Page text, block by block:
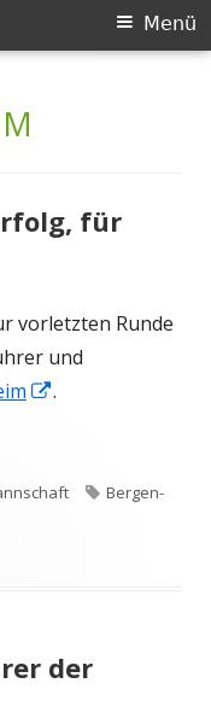
Menü
für
vorletzten Runde
und
In
öffnen
.
für Aufstieg
Schlagwörter
Bergen-
der